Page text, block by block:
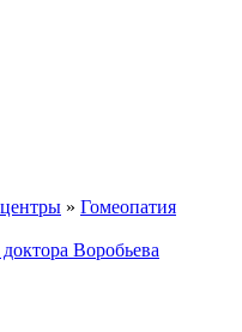
» Гомеопатия
Воробьева